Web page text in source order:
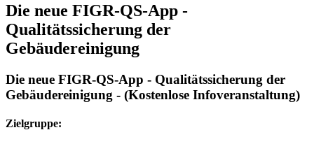
Die neue FIGR-QS-App -
Qualitätssicherung der
Gebäudereinigung
Die neue FIGR-QS-App - Qualitätssicherung der
Gebäudereinigung - (Kostenlose Infoveranstaltung)
Zielgruppe: